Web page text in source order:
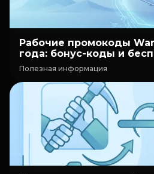
Рабочие промокоды
года: бонус-коды и
Полезная информация